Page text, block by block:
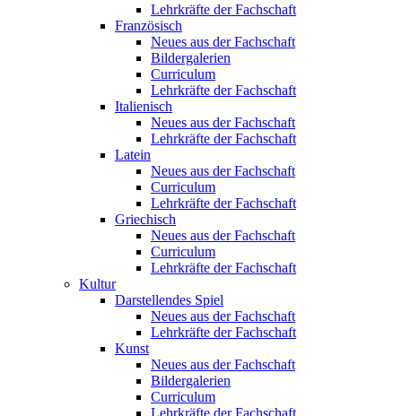
Lehrkräfte der Fachschaft
Französisch
Neues aus der Fachschaft
Bildergalerien
Curriculum
Lehrkräfte der Fachschaft
Italienisch
Neues aus der Fachschaft
Lehrkräfte der Fachschaft
Latein
Neues aus der Fachschaft
Curriculum
Lehrkräfte der Fachschaft
Griechisch
Neues aus der Fachschaft
Curriculum
Lehrkräfte der Fachschaft
Kultur
Darstellendes Spiel
Neues aus der Fachschaft
Lehrkräfte der Fachschaft
Kunst
Neues aus der Fachschaft
Bildergalerien
Curriculum